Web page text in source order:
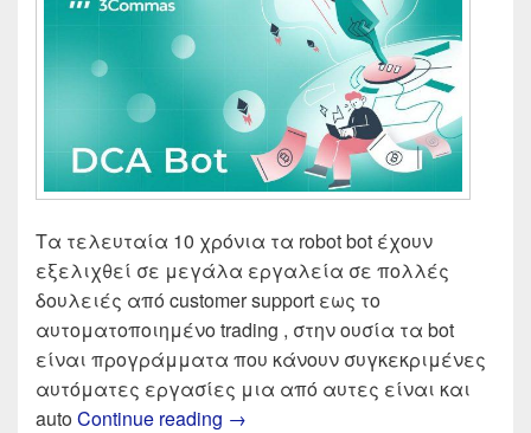
Τα τελευταία 10 χρόνια τα robot bot έχουν
εξελιχθεί σε μεγάλα εργαλεία σε πολλές
δουλειές από customer support εως το
αυτοματοποιημένο trading , στην ουσία τα bot
είναι προγράμματα που κάνουν συγκεκριμένες
αυτόματες εργασίες μια από αυτες είναι και
autoContinue reading Αυτόματο Trading Bitcoin
→